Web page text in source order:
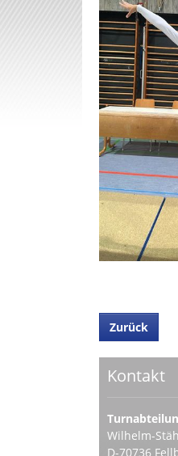
Zurück
Kontakt
Wilhelm-
D-70736